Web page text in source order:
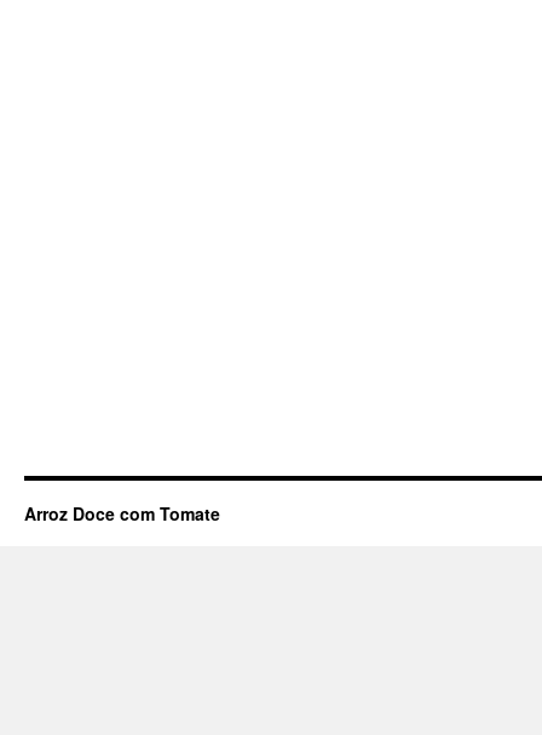
Arroz Doce com Tomate